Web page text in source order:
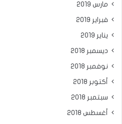
مارس 2019
فبراير 2019
يناير 2019
ديسمبر 2018
نوفمبر 2018
أكتوبر 2018
سبتمبر 2018
أغسطس 2018